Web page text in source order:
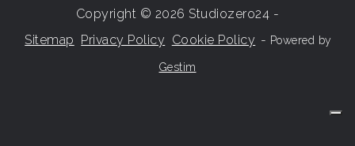
Copyright © 2026 Studiozero24 -
Sitemap Privacy Policy Cookie Policy - Powered by
Gestim